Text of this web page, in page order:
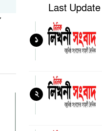
Last Update
১
২